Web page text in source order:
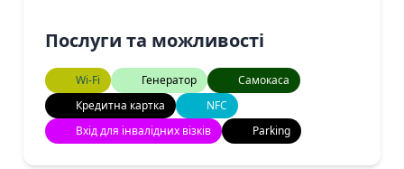
Послуги та можливості
Wi-Fi Генератор
Самокаса
Кредитна картка
NFC
Вхід для інвалідних візків
Parking